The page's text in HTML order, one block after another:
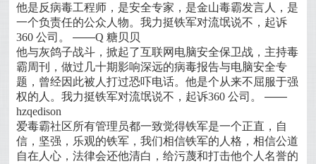
他是反病毒工程师，是安全专家，是金山毒霸发言人，是
一个负责任的公众人物。我力挺铁军对流氓说不，起诉
360 公司。 ——Q 糖贝贝
他与灰鸽子战斗，掀起了互联网电脑安全保卫战，主持毒
霸周刊，做过几十期影响深远的病毒报告与电脑安全专
题，曾经因此被人打过恐吓电话。他是个从来不屈服于强
权的人。我力挺铁军对流氓说不，起诉360 公司。
——
hzqedison
爱毒霸社区所有管理员都一致觉得铁军是一个正直，自
信，坚强，乐观的铁军，我们相信铁军的人格，相信公道
自在人心，法律会还他清白，给污蔑和打击他个人名誉的